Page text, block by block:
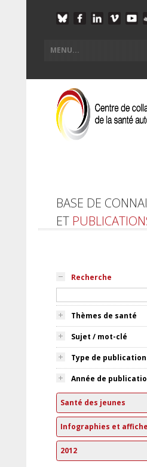
BASE DE
ET
Recherche
Thèmes de santé
Sujet / mot-clé
Type de publication
Année de
Santé des jeunes
Infographies et
2012